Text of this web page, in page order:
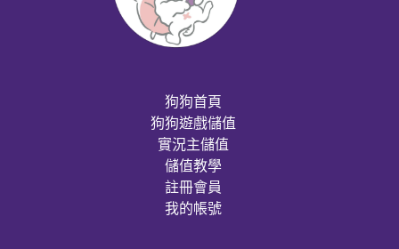
狗狗首頁
狗狗遊戲儲值
實況主儲值
儲值教學
註冊會員
我的帳號